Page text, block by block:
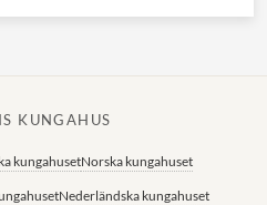
KUNGAHUS
kungahusetNorska kungahuset
Nederländska kungahuset